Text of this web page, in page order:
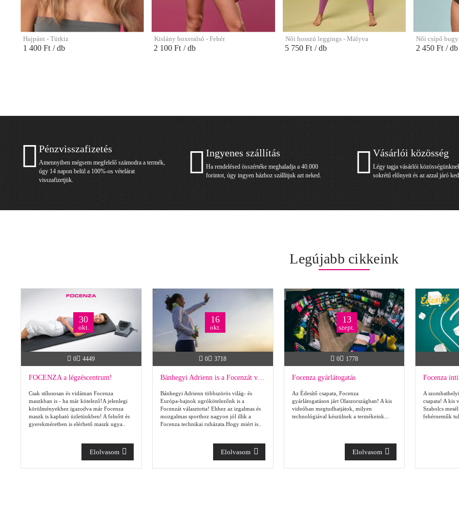
Hajpánt - Türkiz
1 400 Ft / db
Kislány boxeralsó - Fehér
2 100 Ft / db
Női hosszú leggings - Mályva
5 750 Ft / db
Női csípő
2 450 Ft / db
Pénzvisszafizetés
Amennyiben mégsem megfelelő számodra a termék,
úgy 14 napon belül a 100%-os vételárat
visszafizetjük.
Ingyenes szállítás
Ha rendelésed összértéke meghaladja a 40.000
forintot, úgy ingyen házhoz szállítjuk azt neked.
Vásárlói közösség
Légy tagja vásárlói
sokrétű előnyeit és az azzal járó
Legújabb cikkeink
30
okt.
0 4449
FOCENZA a légzéscentrum!
Csak stílusosan és vidáman Focenza
maszkban is - ha már kötelező!A jelenlegi
körülményekhez igazodva már Focenza
maszk is kapható üzletünkben! A felnőtt és
gyerekméretben is elérhető maszk ugya..
Elolvasom
16
okt.
0 3718
Bánhegyi Adrienn is a Focenzát választotta!
Bánhegyi Adrienn többszörös világ- és
Európa-bajnok ugrókötelezőnk is a
Focenzát választotta! Ehhez az izgalmas és
mozgalmas sporthoz nagyon jól illik a
Focenza technikai ruházata.Hogy miért is..
Elolvasom
13
szept.
0 1778
Focenza gyárlátogatás
Az Édesítő csapata, Focenza
gyárlátogatáson járt Olaszországban! A kis
videóban megtudhatjátok, milyen
technológiával készülnek a termékeink...
Elolvasom
Focenza
A
csapata! A kis
Szabolcs
fehérneműk